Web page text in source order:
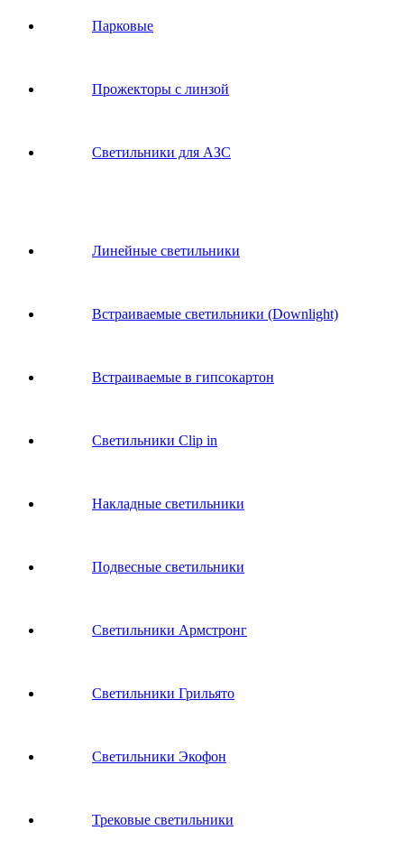
Парковые
Прожекторы с линзой
Светильники для АЗС
Линейные светильники
Встраиваемые светильники (Downlight)
Встраиваемые в гипсокартон
Светильники Clip in
Накладные светильники
Подвесные светильники
Светильники Армстронг
Светильники Грильято
Светильники Экофон
Трековые светильники